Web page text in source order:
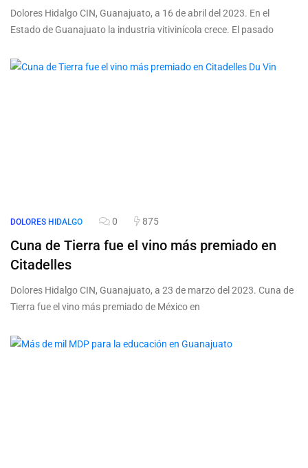
Dolores Hidalgo CIN, Guanajuato, a 16 de abril del 2023. En el
Estado de Guanajuato la industria vitivinícola crece. El pasado
DOLORES HIDALGO 0 875
Cuna de Tierra fue el vino más premiado en
Citadelles
Dolores Hidalgo CIN, Guanajuato, a 23 de marzo del 2023. Cuna de
Tierra fue el vino más premiado de México en